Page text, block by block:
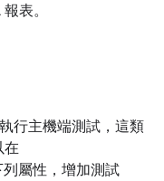
表。
行主機端測試，這類
在
屬性，增加測試